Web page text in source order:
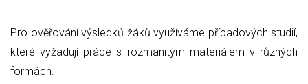
Pro ověřování výsledků žáků využíváme případových studií,
které vyžadují práce s rozmanitým materiálem v různých
formách.